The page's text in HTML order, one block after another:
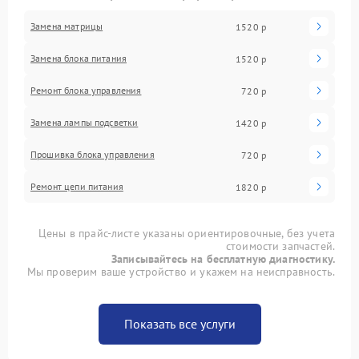
Замена матрицы 1520 р
Замена блока питания 1520 р
Ремонт блока управления 720 р
Замена лампы подсветки 1420 р
Прошивка блока управления 720 р
Ремонт цепи питания 1820 р
Цены в прайс-листе указаны ориентировочные, без учета
стоимости запчастей.
Записывайтесь на бесплатную диагностику.
Мы проверим ваше устройство и укажем на неисправность.
Показать все услуги